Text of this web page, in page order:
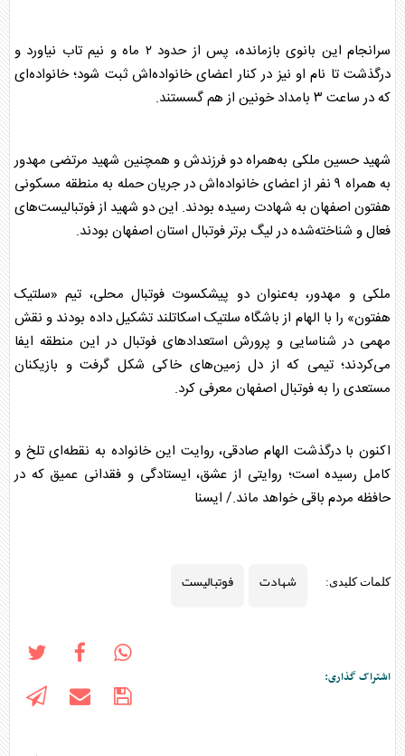
سرانجام این بانوی بازمانده، پس از حدود ۲ ماه و نیم تاب نیاورد و
درگذشت تا نام او نیز در کنار اعضای خانواده‌اش ثبت شود؛ خانواده‌ای
که در ساعت ۳ بامداد خونین از هم گسستند.
شهید حسین ملکی به‌همراه دو فرزندش و همچنین شهید مرتضی مهدور
به همراه ۹ نفر از اعضای خانواده‌اش در جریان حمله به منطقه مسکونی
هفتون اصفهان به شهادت رسیده بودند. این دو شهید ازفوتبالیست‌های
فعال و شناخته‌شده در لیگ برتر فوتبال استان اصفهان بودند.
ملکی و مهدور، به‌عنوان دو پیشکسوت فوتبال محلی، تیم «سلتیک
هفتون» را با الهام از باشگاه سلتیک اسکاتلند تشکیل داده بودند و نقش
مهمی در شناسایی و پرورش استعداد‌های فوتبال در این منطقه ایفا
می‌کردند؛ تیمی که از دل زمین‌های خاکی شکل گرفت و بازیکنان
مستعدی را به فوتبال اصفهان معرفی کرد.
اکنون با درگذشت الهام صادقی، روایت این خانواده به نقطه‌ای تلخ و
کامل رسیده است؛ روایتی از عشق، ایستادگی و فقدانی عمیق که در
حافظه مردم باقی خواهد ماند./ ایسنا
کلمات کلیدی: شهادت فوتبالیست
اشتراک گذاری: